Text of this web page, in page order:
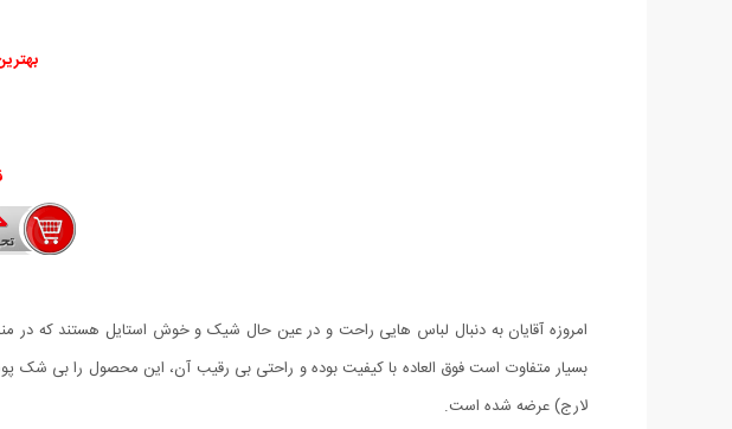
بسیار متفاوت است فوق العاده با کیفیت بوده و راحتی بی رقیب آن، این محصول را بی
لارج) عرضه شده است.